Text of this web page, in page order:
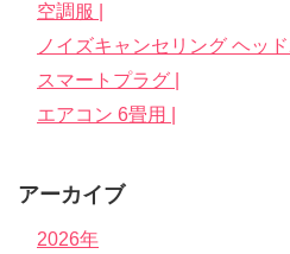
空調服 |
ノイズキャンセリング ヘッド
スマートプラグ |
エアコン 6畳用 |
アーカイブ
2026年